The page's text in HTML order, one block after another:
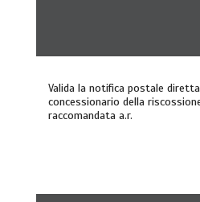
Valida la notifica postale
concessionario della
raccomandata a.r.